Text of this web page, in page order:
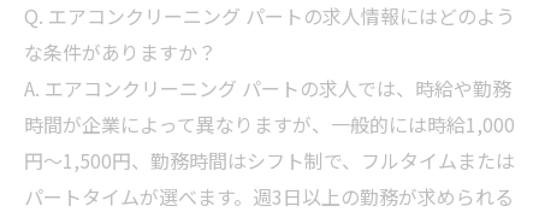
Q. エアコンクリーニング パートの求人情報にはどのよう
な条件がありますか？
A. エアコンクリーニング パートの求人では、時給や勤務
時間が企業によって異なりますが、一般的には時給1,000
円〜1,500円、勤務時間はシフト制で、フルタイムまたは
パートタイムが選べます。週3日以上の勤務が求められる